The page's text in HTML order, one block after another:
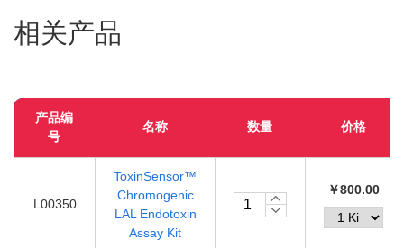
相关产品
产品编
号
名称 数量 价格
L00350
ToxinSensor™
Chromogenic
LAL Endotoxin
Assay Kit
￥800.00